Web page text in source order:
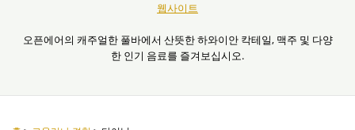
웹사이트
오픈에어의 캐주얼한 풀바에서 산뜻한 하와이안 칵테일, 맥주 및 다양
한 인기 음료를 즐겨보십시오.